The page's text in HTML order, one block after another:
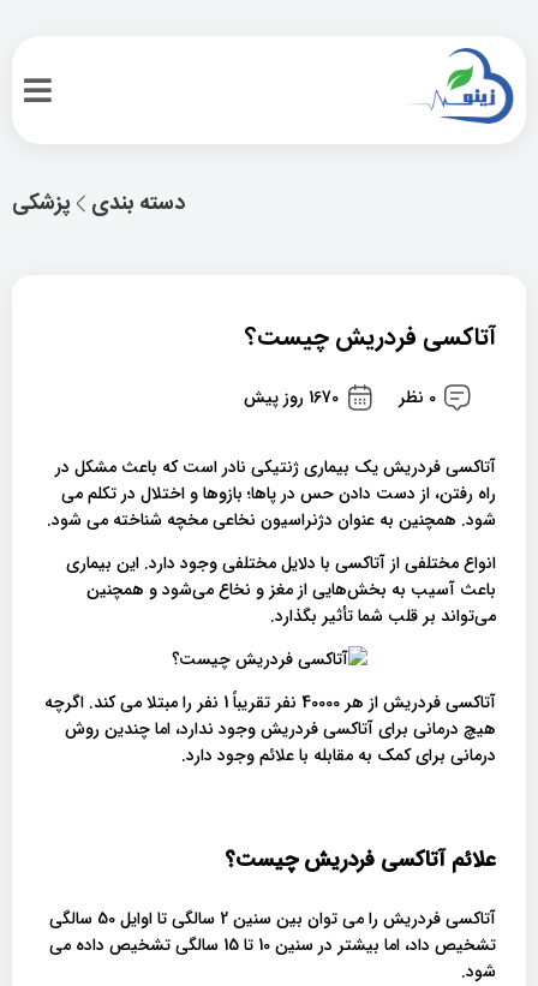
پزشکی دسته بندی
آتاکسی فردریش چیست؟
0 نظر 1670 روز پیش
آتاکسی فردریش یک بیماری ژنتیکی نادر است که باعث مشکل در
راه رفتن، از دست دادن حس در پاها؛ بازوها و اختلال در تکلم می
شود. همچنین به عنوان دژنراسیون نخاعی مخچه شناخته می شود.
انواع مختلفی از آتاکسی با دلایل مختلفی وجود دارد. این بیماری
باعث آسیب به بخش‌هایی از مغز و نخاع می‌شود و همچنین
می‌تواند بر قلب شما تأثیر بگذارد.
آتاکسی فردریش از هر 40000 نفر تقریباً 1 نفر را مبتلا می کند. اگرچه
هیچ درمانی برای آتاکسی فردریش وجود ندارد، اما چندین روش
درمانی برای کمک به مقابله با علائم وجود دارد.
علائم آتاکسی فردریش چیست؟
آتاکسی فردریش را می توان بین سنین 2 سالگی تا اوایل 50 سالگی
تشخیص داد، اما بیشتر در سنین 10 تا 15 سالگی تشخیص داده می
شود.